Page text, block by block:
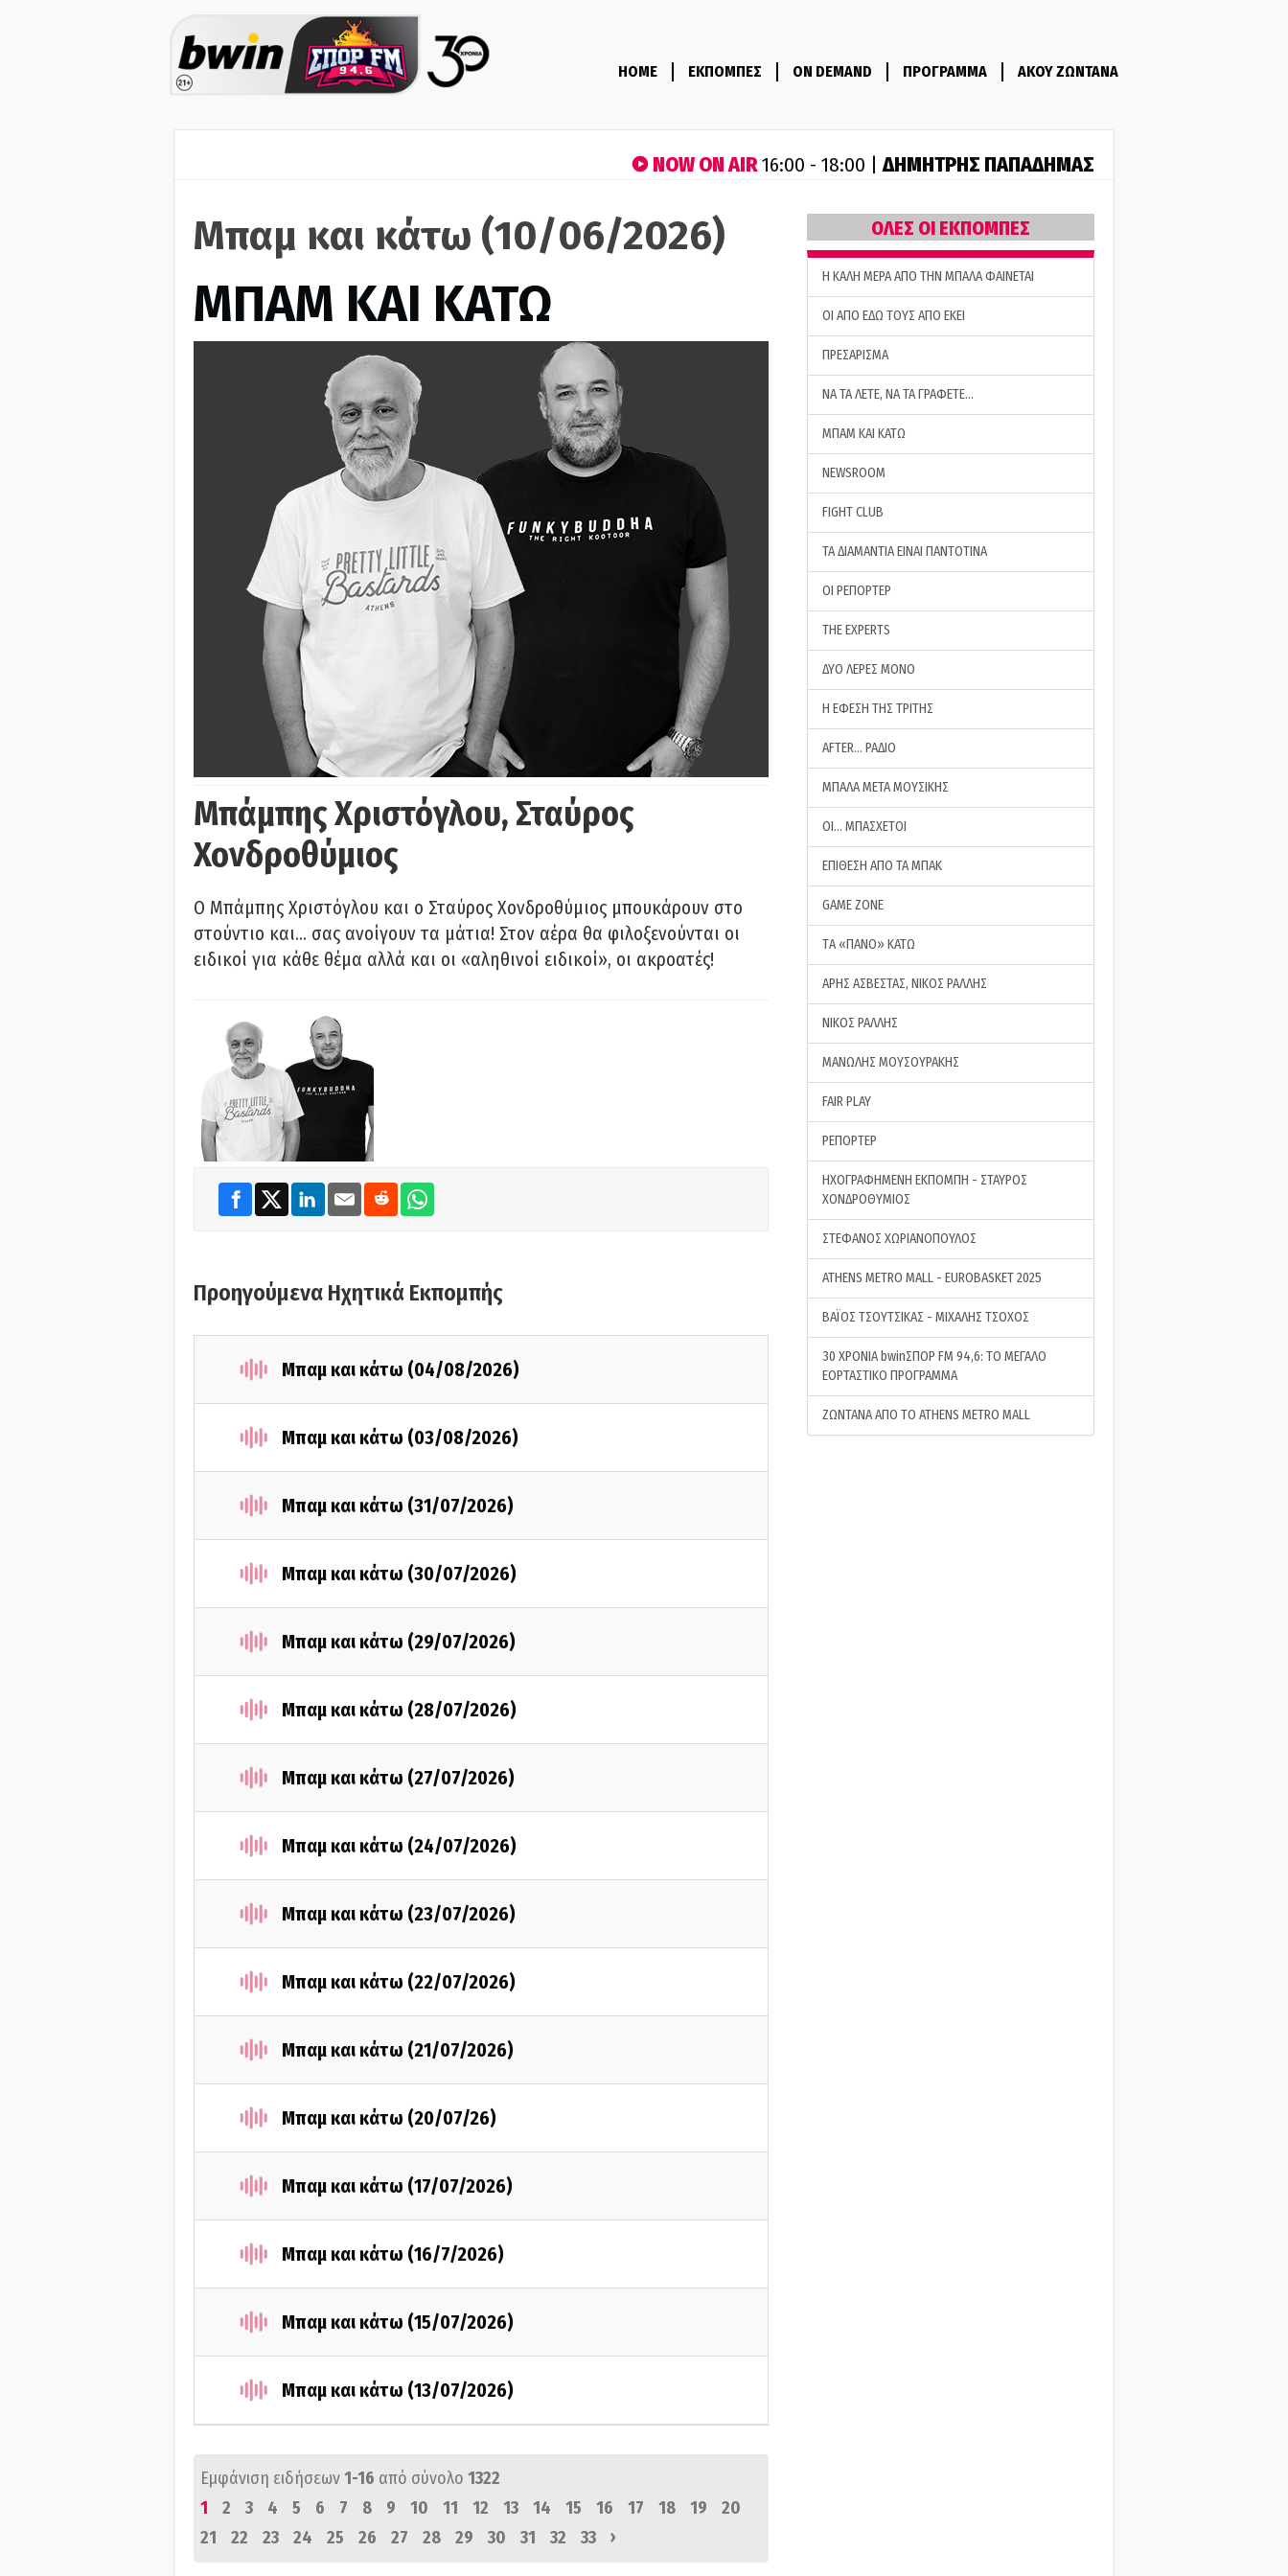
HOME ΕΚΠΟΜΠΕΣ ON DEMAND ΠΡΟΓΡΑΜΜΑ ΑΚΟΥ ΖΩΝΤΑΝΑ
NOW ON AIR16:00 - 18:00 |ΔΗΜΗΤΡΗΣ ΠΑΠΑΔΗΜΑΣ
Μπαμ και κάτω (10/06/2026)
ΜΠΑΜ ΚΑΙ ΚΑΤΩ
Μπάμπης Χριστόγλου, Σταύρος
Χονδροθύμιος
O Μπάμπης Χριστόγλου και ο Σταύρος Χονδροθύμιος μπουκάρουν στο
στούντιο και… σας ανοίγουν τα μάτια! Στον αέρα θα φιλοξενούνται οι
ειδικοί για κάθε θέμα αλλά και οι «αληθινοί ειδικοί», οι ακροατές!
Προηγούμενα Ηχητικά Εκπομπής
Μπαμ και κάτω (04/08/2026)
Μπαμ και κάτω (03/08/2026)
Μπαμ και κάτω (31/07/2026)
Μπαμ και κάτω (30/07/2026)
Μπαμ και κάτω (29/07/2026)
Μπαμ και κάτω (28/07/2026)
Μπαμ και κάτω (27/07/2026)
Μπαμ και κάτω (24/07/2026)
Μπαμ και κάτω (23/07/2026)
Μπαμ και κάτω (22/07/2026)
Μπαμ και κάτω (21/07/2026)
Μπαμ και κάτω (20/07/26)
Μπαμ και κάτω (17/07/2026)
Μπαμ και κάτω (16/7/2026)
Μπαμ και κάτω (15/07/2026)
Μπαμ και κάτω (13/07/2026)
Εμφάνιση ειδήσεων1-16 από σύνολο 1322
1
2 3 4 5 6 7 8 9 10 11 12 13 14 15 16 17 18 19
20
21
22 23 24 25 26 27 28 29 30 31 32 33 ›
ΟΛΕΣ ΟΙ ΕΚΠΟΜΠΕΣ
H ΚΑΛΗ ΜΕΡΑ ΑΠΟ ΤΗΝ ΜΠΑΛΑ ΦΑΙΝΕΤΑΙ
ΟΙ ΑΠΟ ΕΔΩ ΤΟΥΣ ΑΠΟ ΕΚΕΙ
ΠΡΕΣΑΡΙΣΜΑ
ΝΑ ΤΑ ΛΕΤΕ, ΝΑ ΤΑ ΓΡΑΦΕΤΕ…
ΜΠΑΜ ΚΑΙ ΚΑΤΩ
NEWSROOM
FIGHT CLUB
ΤΑ ΔΙΑΜΑΝΤΙΑ ΕΙΝΑΙ ΠΑΝΤΟΤΙΝΑ
ΟΙ ΡΕΠΟΡΤΕΡ
THE EXPERTS
ΔΥΟ ΛΕΡΕΣ ΜΟΝΟ
Η ΕΦΕΣΗ ΤΗΣ ΤΡΙΤΗΣ
AFTER… ΡΑΔΙΟ
ΜΠΑΛΑ ΜΕΤΑ ΜΟΥΣΙΚΗΣ
ΟΙ… ΜΠΑΣΧΕΤΟΙ
ΕΠΙΘΕΣΗ ΑΠΟ ΤΑ ΜΠΑΚ
GAME ZONE
ΤA «ΠΑΝΟ» ΚΑΤΩ
ΑΡΗΣ ΑΣΒΕΣΤΑΣ, ΝΙΚΟΣ ΡΑΛΛΗΣ
ΝΙΚΟΣ ΡΑΛΛΗΣ
ΜΑΝΩΛΗΣ ΜΟΥΣΟΥΡΑΚΗΣ
FAIR PLAY
ΡΕΠΟΡΤΕΡ
ΗΧΟΓΡΑΦΗΜΕΝΗ ΕΚΠΟΜΠΗ - ΣΤΑΥΡΟΣ
ΧΟΝΔΡΟΘΥΜΙΟΣ
ΣΤΕΦΑΝΟΣ ΧΩΡΙΑΝΟΠΟΥΛΟΣ
ATHENS METRO MALL - EUROBASKET 2025
ΒΑΪΟΣ ΤΣΟΥΤΣΙΚΑΣ - ΜΙΧΑΛΗΣ ΤΣΟΧΟΣ
30 ΧΡΟΝΙΑ bwinΣΠΟΡ FM 94,6: ΤΟ ΜΕΓΑΛΟ
ΕΟΡΤΑΣΤΙΚΟ ΠΡΟΓΡΑΜΜΑ
ΖΩΝΤΑΝΑ ΑΠΟ ΤΟ ATHENS METRO MALL